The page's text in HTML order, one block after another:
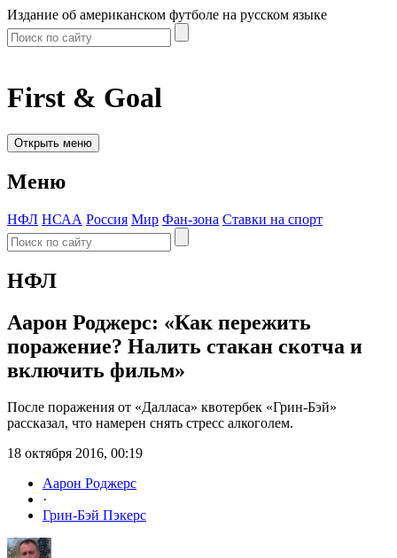
Издание об американском футболе на русском языке
First & Goal
Открыть меню
Меню
НФЛ НСАА Россия Мир Фан-зона Ставки на спорт
НФЛ
Аарон Роджерс: «Как пережить
поражение? Налить стакан скотча и
включить фильм»
После поражения от «Далласа» квотербек «Грин-Бэй»
рассказал, что намерен снять стресс алкоголем.
18 октября 2016, 00:19
Аарон Роджерс
·
Грин-Бэй Пэкерс